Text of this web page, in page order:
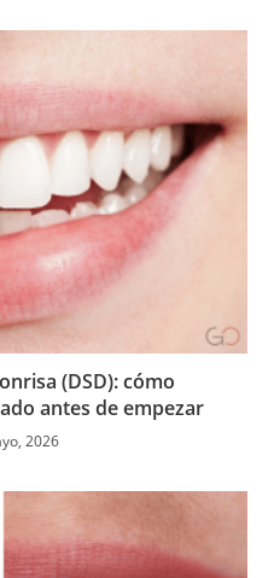
(DSD): cómo
antes de empezar
2026